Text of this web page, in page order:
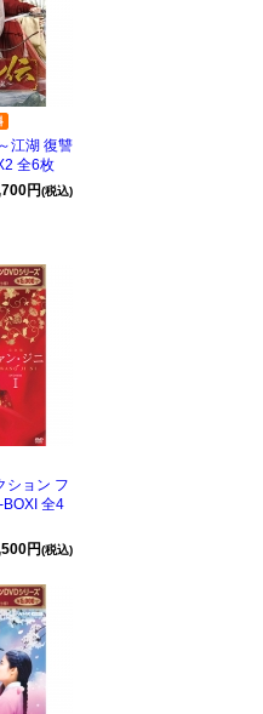
江湖 復讐
全6枚
円(税込)
ション フ
BOXI 全4
円(税込)